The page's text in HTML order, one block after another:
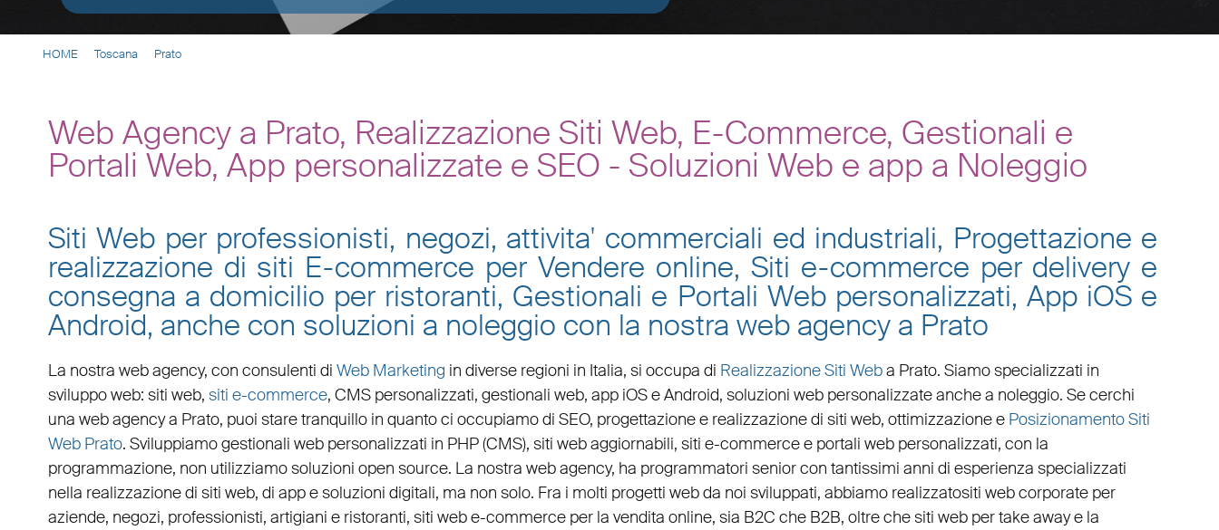
HOME Toscana Prato
Web Agency a Prato, Realizzazione Siti Web, E-Commerce, Gestionali e
Portali Web, App personalizzate e SEO - Soluzioni Web e app a Noleggio
Siti Web per professionisti, negozi, attivita' commerciali ed industriali, Progettazione e
realizzazione di siti E-commerce per Vendere online, Siti e-commerce per delivery e
consegna a domicilio per ristoranti, Gestionali e Portali Web personalizzati, App iOS e
Android, anche con soluzioni a noleggio con la nostra web agency a Prato
La nostra web agency, con consulenti di Web Marketing in diverse regioni in Italia, si occupa di Realizzazione Siti Weba Prato. Siamo specializzati in
sviluppo web: siti web, siti e-commerce, CMS personalizzati, gestionali web, app iOS e Android, soluzioni web personalizzateanche a noleggio. Se cerchi
una web agency a Prato, puoi stare tranquillo in quanto ci occupiamo di SEO, progettazione e realizzazione di siti web, ottimizzazionee Posizionamento Siti
Web Prato. Sviluppiamogestionali web personalizzati in PHP(CMS), siti web aggiornabili, siti e-commercee portali web personalizzati, con la
programmazione, non utilizziamo soluzioni open source. La nostra web agency, ha programmatori senior con tantissimi anni di esperienza specializzati
nella realizzazione di siti web, di app e soluzioni digitali, ma non solo. Fra i molti progetti web da noi sviluppati, abbiamo realizzatositi web corporateper
aziende, negozi, professionisti, artigiani e ristoranti, siti web e-commerceper la vendita online, sia B2C che B2B, oltre chesiti web per take awaye la